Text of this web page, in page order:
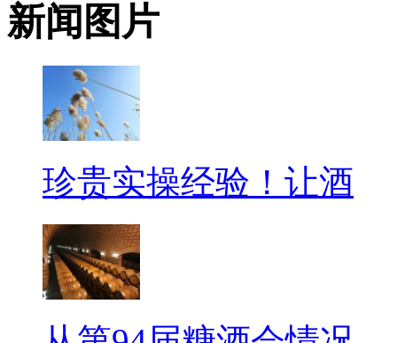
新闻图片
珍贵实操经验！让酒